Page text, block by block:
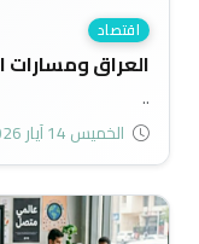
اقتصاد
العراق ومسارات
..
الخميس 14 آيار 2026